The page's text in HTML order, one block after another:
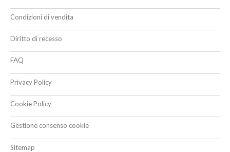
Condizioni di vendita
Diritto di recesso
FAQ
Privacy Policy
Cookie Policy
Gestione consenso cookie
Sitemap